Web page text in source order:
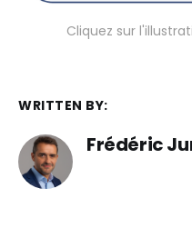
Cliquez sur
WRITTEN BY:
Frédéric